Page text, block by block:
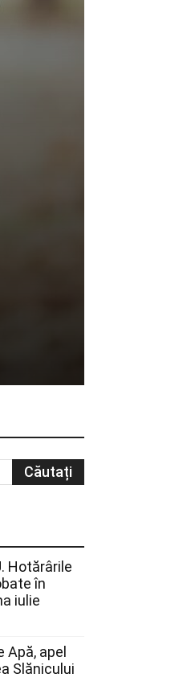
Hotărârile
în
iulie
apel
Slănicului